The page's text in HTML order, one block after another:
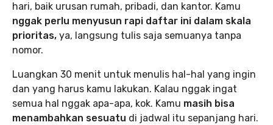
hari, baik urusan rumah, pribadi, dan kantor. Kamu
nggak perlu menyusun rapi daftar ini dalam skala
prioritas, ya, langsung tulis saja semuanya tanpa
nomor.
Luangkan 30 menit untuk menulis hal-hal yang ingin
dan yang harus kamu lakukan. Kalau nggak ingat
semua hal nggak apa-apa, kok. Kamu masih bisa
menambahkan sesuatu di jadwal itu sepanjang hari.